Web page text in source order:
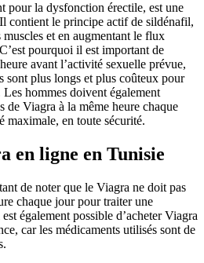
pour la dysfonction érectile, est une
contient le principe actif de sildénafil,
et en augmentant le flux
pourquoi il est important de
avant l’activité sexuelle prévue,
sont plus longs et plus coûteux pour
hommes doivent également
de Viagra à la même heure chaque
maximale, en toute sécurité.
en ligne en Tunisie
de noter que le Viagra ne doit pas
chaque jour pour traiter une
également possible d’acheter Viagra
car les médicaments utilisés sont de